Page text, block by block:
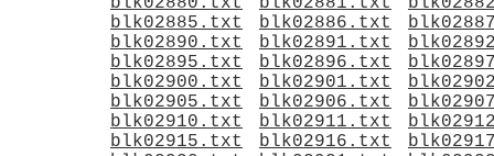
blk02885.txt
blk02886.txt
blk02890.txt
blk02891.txt
blk02895.txt
blk02896.txt
blk02900.txt
blk02901.txt
blk02905.txt
blk02906.txt
blk02910.txt
blk02911.txt
blk02915.txt
blk02916.txt